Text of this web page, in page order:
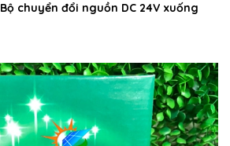
Bộ chuyển đổi nguồn DC 24V xuống